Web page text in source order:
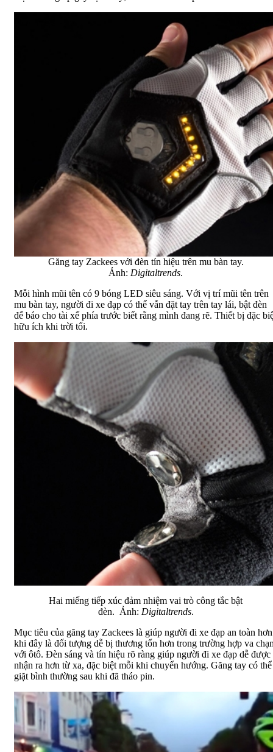
Găng tay Zackees với đèn tín hiệu trên mu bàn tay.
Ảnh: Digitaltrends.
Mỗi hình mũi tên có 9 bóng LED siêu sáng. Với vị trí mũi tên trên
mu bàn tay, người đi xe đạp có thể vẫn đặt tay trên tay lái, bật đèn
để báo cho tài xế phía trước biết rằng mình đang rẽ. Thiết bị đặc
hữu ích khi trời tối.
Hai miếng tiếp xúc đảm nhiệm vai trò công tắc bật
đèn. Ảnh: Digitaltrends.
Mục tiêu của găng tay Zackees là giúp người đi xe đạp an toàn hơn
khi đây là đối tượng dễ bị thương tổn hơn trong trường hợp va
với ôtô. Đèn sáng và tín hiệu rõ ràng giúp người đi xe đạp dễ được
nhận ra hơn từ xa, đặc biệt mỗi khi chuyển hướng. Găng tay có thể
giặt bình thường sau khi đã tháo pin.